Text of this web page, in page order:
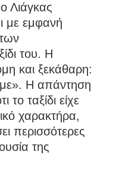
Λιάγκας
με εμφανή
του. Η
και ξεκάθαρη:
Η απάντηση
το ταξίδι είχε
χαρακτήρα,
περισσότερες
της